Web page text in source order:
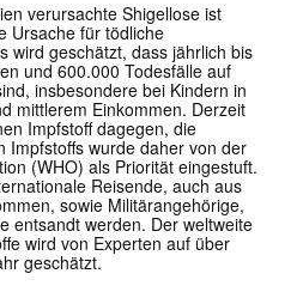
verursachte Shigellose ist
Ursache für tödliche
wird geschätzt, dass jährlich bis
und 600.000 Todesfälle auf
insbesondere bei Kindern in
mittlerem Einkommen. Derzeit
Impfstoff dagegen, die
Impfstoffs wurde daher von der
(WHO) als Priorität eingestuft.
Reisende, auch aus
sowie Militärangehörige,
entsandt werden. Der weltweite
wird von Experten auf über
geschätzt.